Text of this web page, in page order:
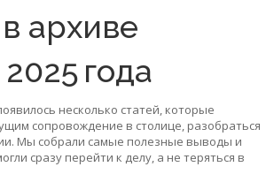
архиве
года
несколько статей, которые
сопровождение в столице, разобраться
Мы собрали самые полезные выводы и
сразу перейти к делу, а не теряться в